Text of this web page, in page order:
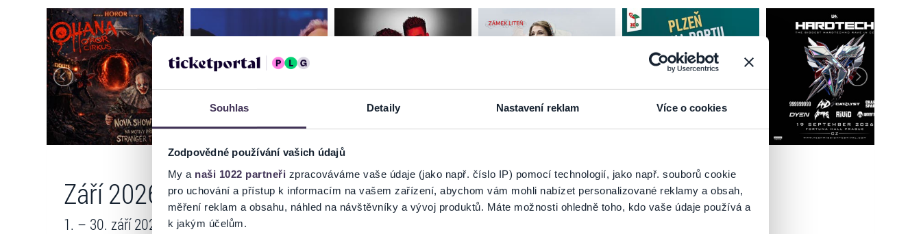
Souhlas Detaily Nastavení reklam Více o cookies
Zodpovědné používání vašich údajů
My a naši 1022 partneři zpracováváme vaše údaje (jako např. číslo IP) pomocí technologií, jako např. souborů cookie
pro uchování a přístup k informacím na vašem zařízení, abychom vám mohli nabízet personalizované reklamy a obsah,
měření reklam a obsahu, náhled na návštěvníky a vývoj produktů. Máte možnosti ohledně toho, kdo vaše údaje používá a
k jakým účelům.
Září 2026
1. – 30. září 2026